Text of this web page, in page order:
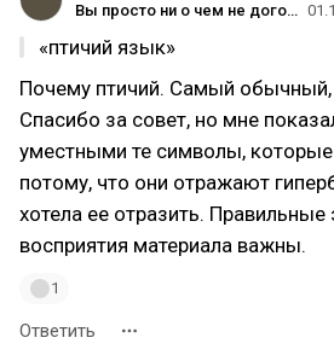
Вы просто ни о чем не договорились: как на ранней стадии понять, что планы не сбудутся
«птичий язык»
Почему птичий. Самый обычный,
Спасибо за совет, но мне
уместными те символы,
потому, что они отражают
хотела ее отразить.
восприятия материала важны.
1
Ответить